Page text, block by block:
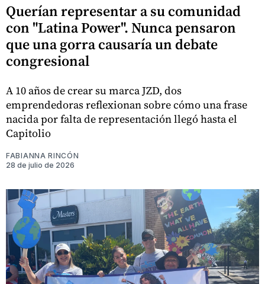
Querían representar a su comunidad
con "Latina Power". Nunca pensaron
que una gorra causaría un debate
congresional
A 10 años de crear su marca JZD, dos
emprendedoras reflexionan sobre cómo una frase
nacida por falta de representación llegó hasta el
Capitolio
FABIANNA RINCÓN
28 de julio de 2026